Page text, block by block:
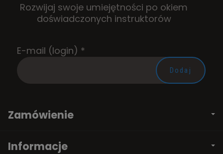
Rozwijaj swoje umiejętności po okiem
doświadczonych instruktorów
E-mail (login) *
Zamówienie
Informacje